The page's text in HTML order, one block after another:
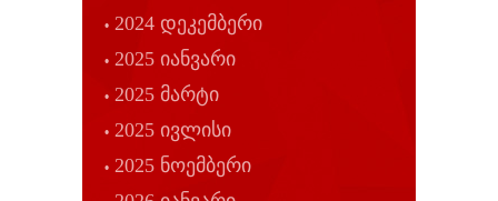
2024 დეკემბერი
2025 იანვარი
2025 მარტი
2025 ივლისი
2025 ნოემბერი